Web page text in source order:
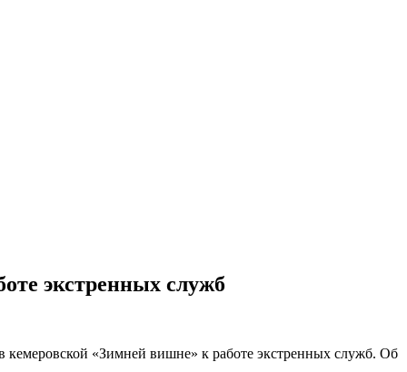
экстренных служб
кемеровской «Зимней вишне» к работе экстренных служб. Об